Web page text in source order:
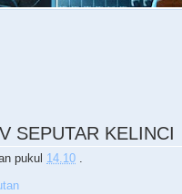
SEPUTAR KELINCI
pukul 14.10 .